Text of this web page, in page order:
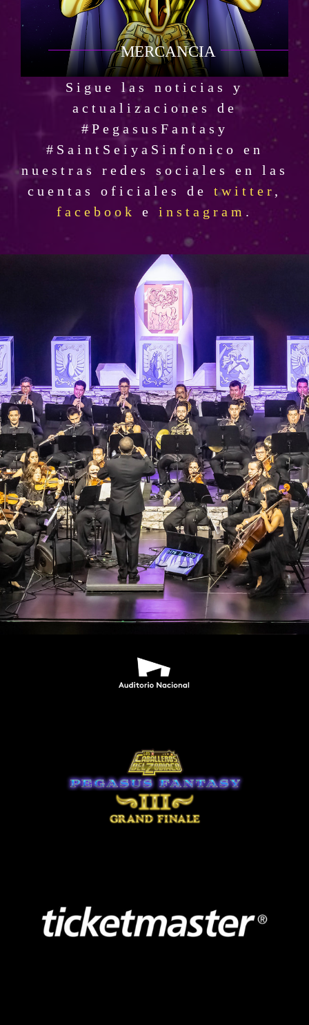
MERCANCIA
Sigue las noticias y
actualizaciones de
#PegasusFantasy
#SaintSeiyaSinfonico en
nuestras redes sociales en las
cuentas oficiales de twitter ,
facebook
e instagram .